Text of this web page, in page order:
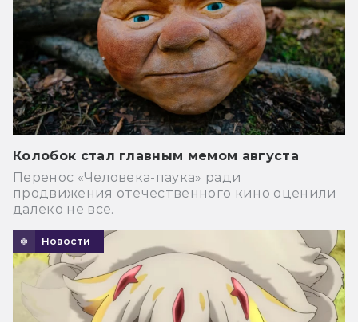
Колобок стал главным мемом августа
Перенос «Человека-паука» ради
продвижения отечественного кино оценили
далеко не все.
Новости